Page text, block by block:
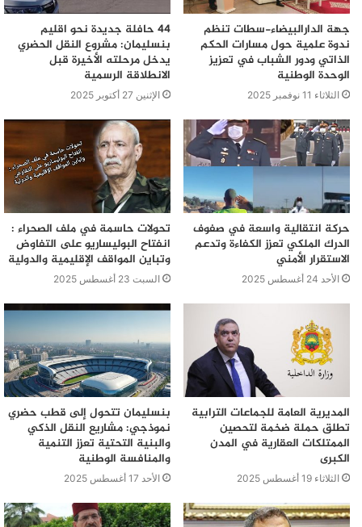
جهة الدارالبيضاء-سطات تنظم
ندوة علمية حول مسارات الحكم
الذاتي ودور الشباب في تعزيز
الوحدة الوطنية
الثلاثاء 11 نوفمبر 2025
44 حافلة جديدة نحو اقليم
بنسليمان: مشروع النقل الحضري
يدخل مرحلته الأخيرة قبل
الانطلاقة الرسمية
الإثنين 27 أكتوبر 2025
حركة انتقالية واسعة في صفوف
الدرك الملكي تعزز الكفاءة وتدعم
الاستقرار الأمني
الأحد 24 أغسطس 2025
تحولات حاسمة في ملف الصحراء :
انفتاح البوليساريو على التفاوض
وتباين المواقف الإقليمية والدولية
السبت 23 أغسطس 2025
المديرية العامة للجماعات الترابية
تطلق حملة ضخمة لتحصين
الممتلكات العقارية في المدن
الكبرى
الثلاثاء 19 أغسطس 2025
بنسليمان تتحول إلى قطب حضري
نموذجي: مشاريع النقل الذكي
والبنية التحتية تعزز التنمية
والمنافسة الوطنية
الأحد 17 أغسطس 2025